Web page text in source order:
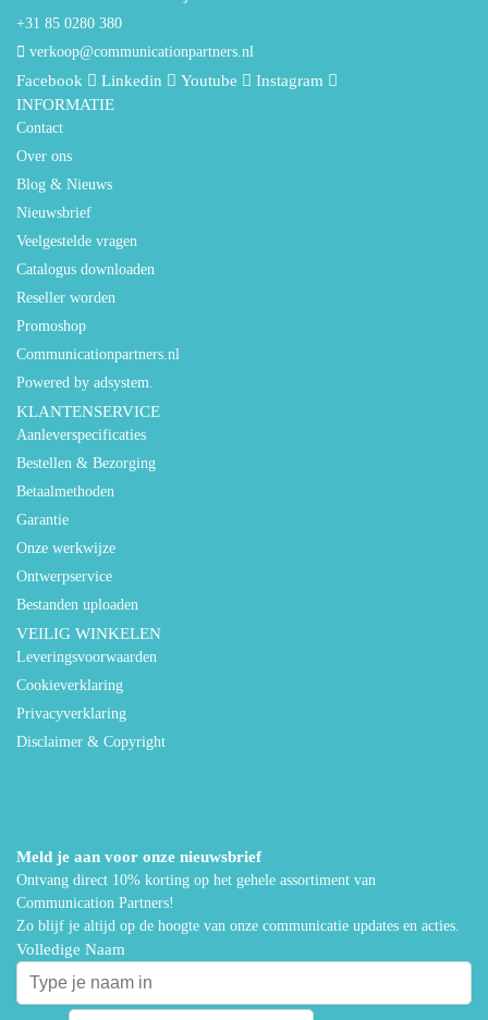
+31 85 0280 380
verkoop@communicationpartners.nl
Facebook Linkedin Youtube
Instagram
INFORMATIE
Contact
Over ons
Blog & Nieuws
Nieuwsbrief
Veelgestelde vragen
Catalogus downloaden
Reseller worden
Promoshop
Communicationpartners.nl
Powered by adsystem.
KLANTENSERVICE
Aanleverspecificaties
Bestellen & Bezorging
Betaalmethoden
Garantie
Onze werkwijze
Ontwerpservice
Bestanden uploaden
VEILIG WINKELEN
Leveringsvoorwaarden
Cookieverklaring
Privacyverklaring
Disclaimer & Copyright
Meld je aan voor onze nieuwsbrief
Ontvang direct 10% korting op het gehele assortiment van
Communication Partners!
Zo blijf je altijd op de hoogte van onze communicatie updates en acties.
Volledige Naam